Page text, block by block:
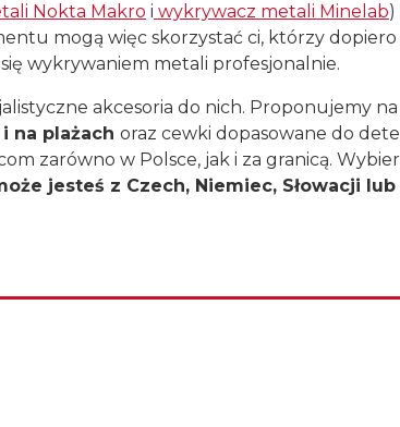
Nokta Makro i wykrywacz metali Minelab)
mogą więc skorzystać ci, którzy
wykrywaniem metali profesjonalnie.
akcesoria do nich. Proponujemy
na plażach oraz cewki dopasowane do
zarówno w Polsce, jak i za granicą.
jesteś z Czech, Niemiec, Słowacji